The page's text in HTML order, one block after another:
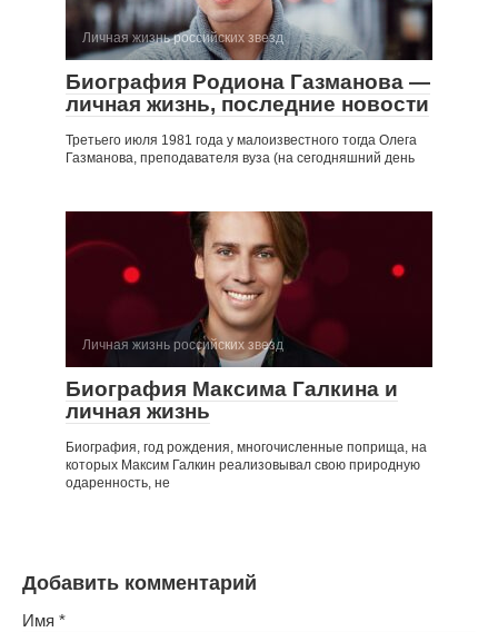
Личная жизнь российских звезд
Биография Родиона Газманова —
личная жизнь, последние новости
Третьего июля 1981 года у малоизвестного тогда Олега
Газманова, преподавателя вуза (на сегодняшний день
Личная жизнь российских звезд
Биография Максима Галкина и
личная жизнь
Биография, год рождения, многочисленные поприща, на
которых Максим Галкин реализовывал свою природную
одаренность, не
Добавить комментарий
Имя *